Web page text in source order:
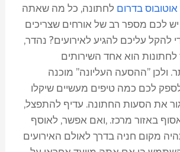
בדרום לחתונה, כל מה שאתה
לכם מספר רב של אורחים שצריכים
להקל עליכם להגיע לאירועים? נהדר,
הוא אחד השירותים
ולכן "ההסעה העליונה" מוכנה
לכם כמה טיפים מעשיים שיקלו
את הסעות החתונה. עדיף להתפצל,
באזור מרכז. ,ואם אפשר, לאוסף
מקום חניה בדרך לאולם האירועים